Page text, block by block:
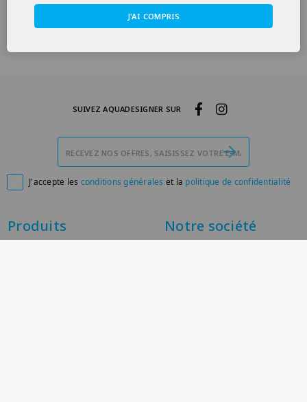
J'AI COMPRIS
J'accepte les conditions générales et la politique de confidentialité
SUIVEZ AQUADESIGNER SUR
Produits Notre société